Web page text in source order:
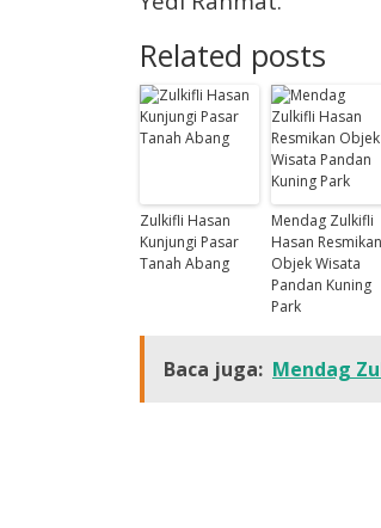
Related posts
Zulkifli Hasan
Kunjungi Pasar
Tanah Abang
Mendag Zulkifli
Hasan Resmikan
Objek Wisata
Pandan Kuning
Park
Baca juga: Mendag